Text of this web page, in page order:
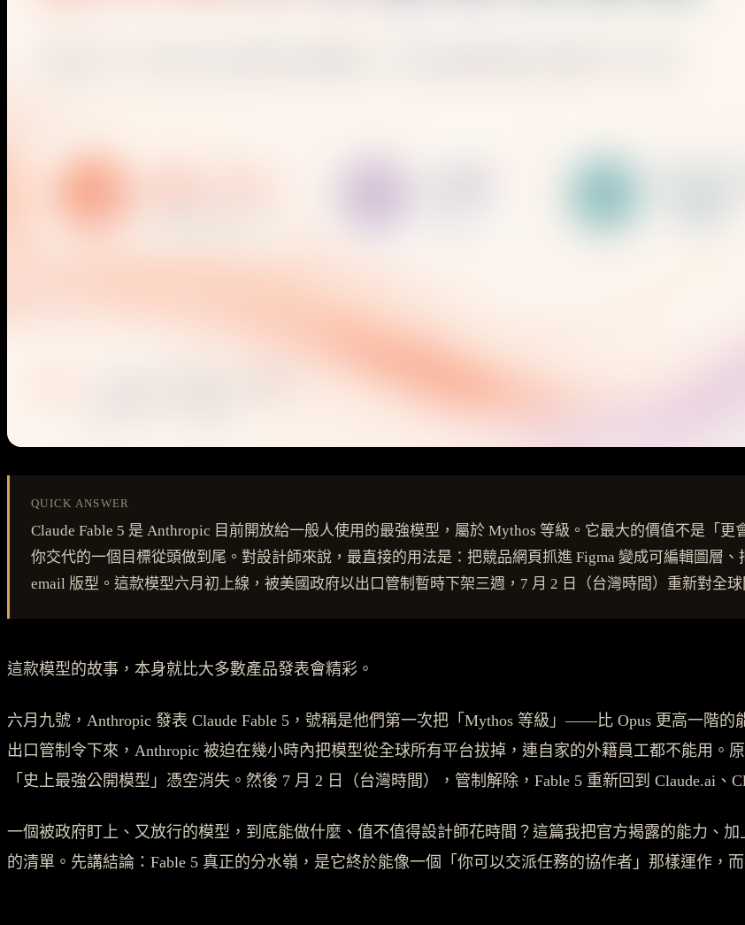
QUICK ANSWER
Claude Fable 5 是 Anthropic 目前開放給一般人使用的最強模型，屬於 Mythos 等級。它最大的價值不是「
你交代的一個目標從頭做到尾。對設計師來說，最直接的用法是：把競品網頁抓進 Figma 變成可編輯圖層
email 版型。這款模型六月初上線，被美國政府以出口管制暫時下架三週，7 月 2 日（台灣時間）重新對全球
這款模型的故事，本身就比大多數產品發表會精彩。
六月九號，Anthropic 發表 Claude Fable 5，號稱是他們第一次把「Mythos 等級」——比 Opus 更高一階
出口管制令下來，Anthropic 被迫在幾小時內把模型從全球所有平台拔掉，連自家的外籍員工都不能用。
「史上最強公開模型」憑空消失。然後 7 月 2 日（台灣時間），管制解除，Fable 5 重新回到 Claude.ai、
一個被政府盯上、又放行的模型，到底能做什麼、值不值得設計師花時間？這篇我把官方揭露的能力、
的清單。先講結論：Fable 5 真正的分水嶺，是它終於能像一個「你可以交派任務的協作者」那樣運作，